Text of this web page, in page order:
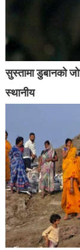
सुस्तामा डुबानको
स्थानीय